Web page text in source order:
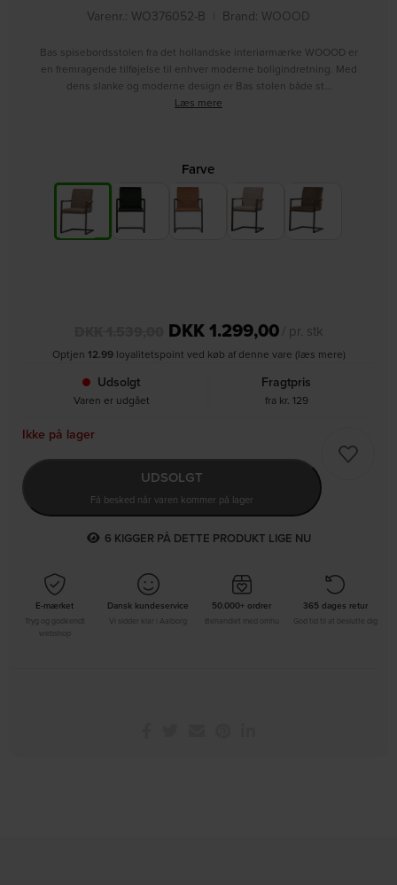
Varenr.: WO376052-B Brand: WOOOD
Bas spisebordsstolen fra det hollandske interiørmærke WOOOD er
en fremragende tilføjelse til enhver moderne boligindretning. Med
dens slanke og moderne design er Bas stolen både st…
Læs mere
Farve
DKK1.299,00/ pr. stk
Optjen 12.99loyalitetspoint ved køb af denne vare (læs mere)
Udsolgt
Varen er udgået
Fragtpris
fra kr. 129
Ikke på lager
UDSOLGT
Få besked når varen kommer på lager
6 KIGGER PÅ DETTE PRODUKT LIGE NU
E-mærket
Tryg og godkendt
Dansk kundeservice
Vi sidder klar i Aalborg
50.000+ ordrer
Behandlet med omhu
365 dages retur
God tid til at beslutte dig